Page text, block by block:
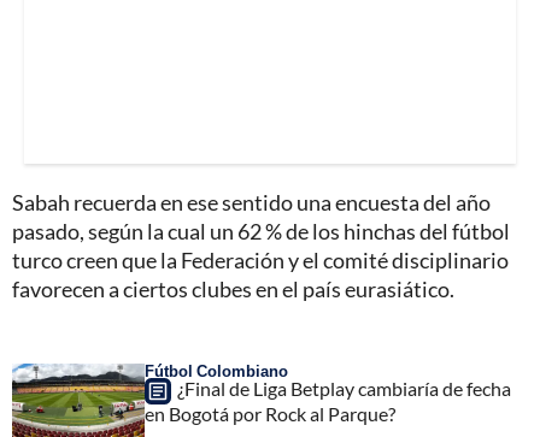
Sabah recuerda en ese sentido una encuesta del año
pasado, según la cual un 62 % de los hinchas del fútbol
turco creen que la Federación y el comité disciplinario
favorecen a ciertos clubes en el país eurasiático.
Fútbol Colombiano
¿Final de Liga Betplay cambiaría de fecha
en Bogotá por Rock al Parque?